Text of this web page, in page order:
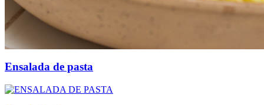
Ensalada de pasta